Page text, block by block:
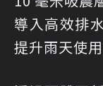
導入高效排
提升雨天使